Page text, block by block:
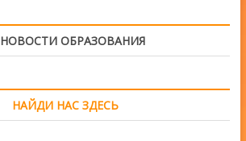
НОВОСТИ ОБРАЗОВАНИЯ
НАЙДИ НАС ЗДЕСЬ